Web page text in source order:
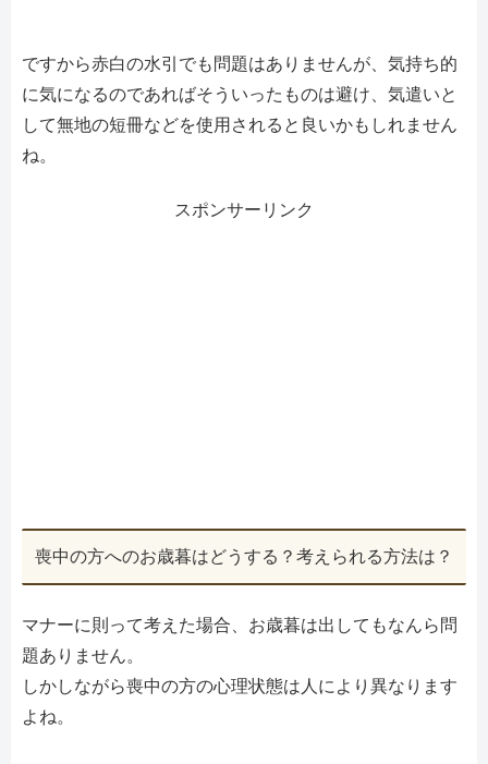
ですから赤白の水引でも問題はありませんが、気持ち的
に気になるのであればそういったものは避け、気遣いと
して無地の短冊などを使用されると良いかもしれません
ね。
スポンサーリンク
喪中の方へのお歳暮はどうする？考えられる方法は？
マナーに則って考えた場合、お歳暮は出してもなんら問
題ありません。
しかしながら喪中の方の心理状態は人により異なります
よね。